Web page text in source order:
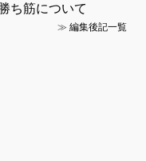
ち筋について
≫ 編集後記一覧